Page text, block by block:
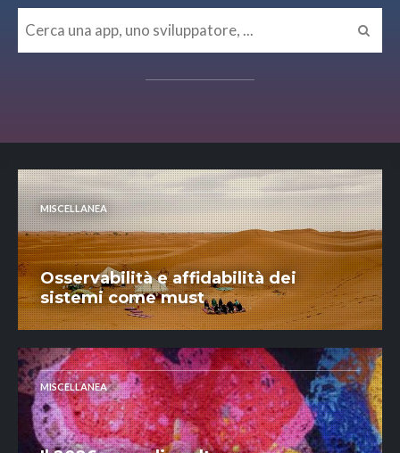
MISCELLANEA
Osservabilità e affidabilità dei
sistemi come must
MISCELLANEA